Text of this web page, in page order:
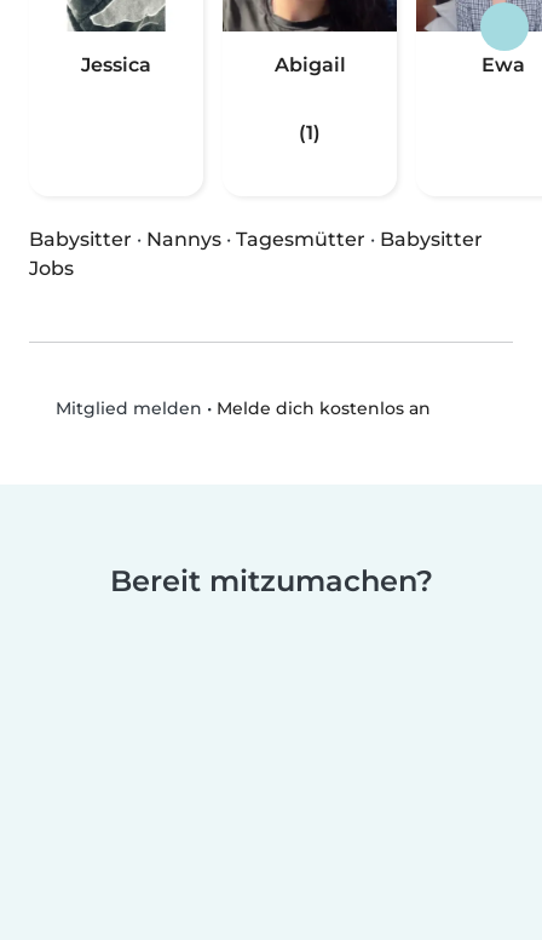
Jessica Abigail
(1)
Ewa
Babysitter · Nannys · Tagesmütter · Babysitter
Jobs
Mitglied melden • Melde dich kostenlos an
Bereit mitzumachen?